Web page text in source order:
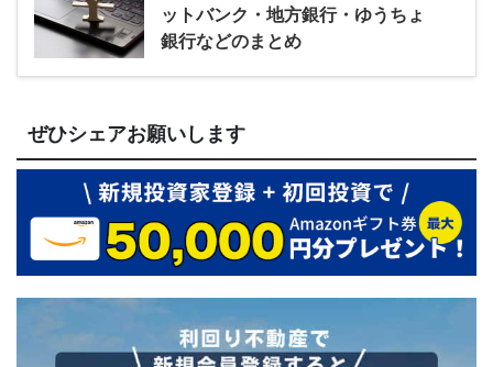
ットバンク・地方銀行・ゆうちょ
銀行などのまとめ
ぜひシェアお願いします